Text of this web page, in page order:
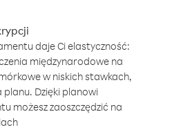
daje Ci elastyczność:
międzynarodowe na
w niskich stawkach,
Dzięki planowi
możesz zaoszczędzić na